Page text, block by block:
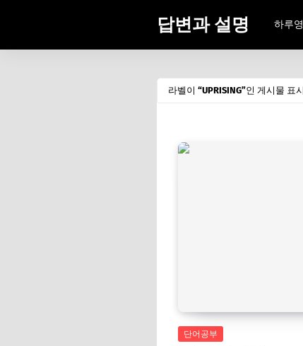
답변과 설명 하루
라벨이 UPRISING 인 게시물 표시
단어공부